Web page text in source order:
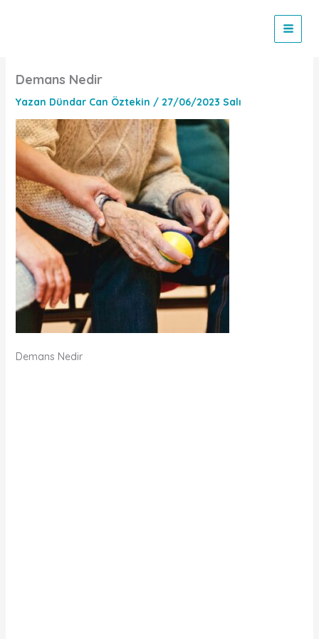
Demans Nedir
Yazan Dündar Can Öztekin / 27/06/2023 Salı
Demans Nedir